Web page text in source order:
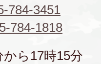
784-3451
784-1818
から17時15分